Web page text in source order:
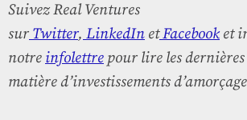
Suivez Real Ventures
sur Twitter, LinkedIn etFacebooket
notre infolettre pour lire les
matière d’investissements